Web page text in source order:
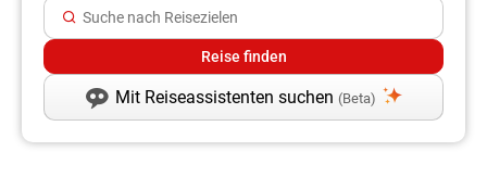
Mit Reiseassistenten suchen (Beta)